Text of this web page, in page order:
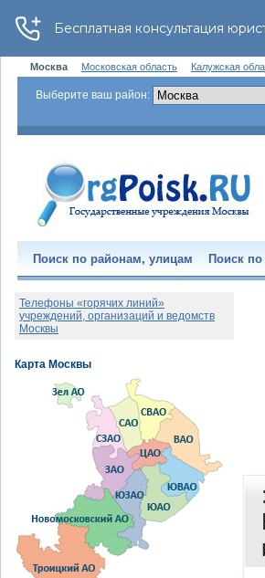
Москва Московская область Калужская
Выберите ваш район:
Поиск по районам, улицам Поиск по
:
Телефоны «горячих линий»
учреждений, организаций и ведомств
Москвы